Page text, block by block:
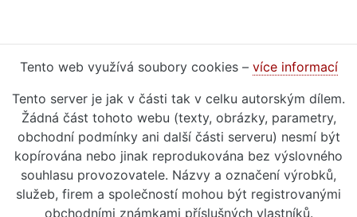
Tento web využívá soubory cookies – více informací
Tento server je jak v části tak v celku autorským dílem.
Žádná část tohoto webu (texty, obrázky, parametry,
obchodní podmínky ani další části serveru) nesmí být
kopírována nebo jinak reprodukována bez výslovného
souhlasu provozovatele. Názvy a označení výrobků,
služeb, firem a společností mohou být registrovanými
obchodními známkami příslušných vlastníků.